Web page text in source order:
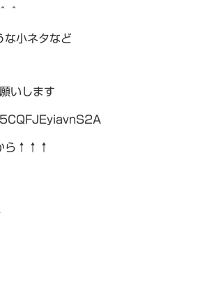
＾
な小ネタなど
いします
ら↑↑↑